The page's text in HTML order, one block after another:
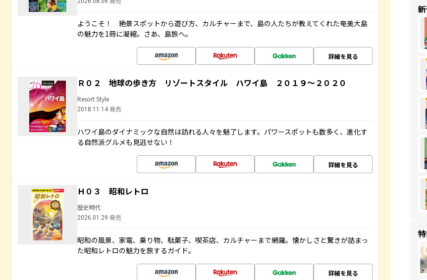
ようこそ！ 絶景スポットから遊び方、カルチャーまで、島の人たちが教えてくれた奄美大島
の魅力を1冊に凝縮。さあ、島旅へ。
詳細を見る
Ｒ０２ 地球の歩き方 リゾートスタイル ハワイ島 ２０１９～２０２０
Resort Style
2018.11.14 発売
ハワイ島のダイナミックな自然は訪れる人々を魅了します。パワースポットも数多く、進化す
る自然派グルメも見逃せない！
詳細を見る
Ｈ０３ 昭和レトロ
歴史時代
2026.01.29 発売
昭和の風景、家電、乗り物、駄菓子、喫茶店、カルチャーまで網羅。懐かしさと驚きが詰まっ
た昭和レトロの魅力を旅するガイド。
詳細を見る